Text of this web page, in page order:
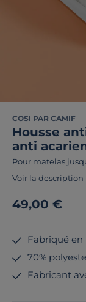
COSI PAR CAMIF
Housse
anti
Pour matelas
Voir la description
49,00 €
Fabriqué en
70%
Fabricant